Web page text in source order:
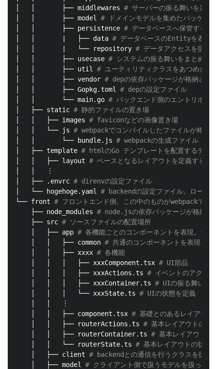
│   │       ├── middlewares # サーバーの振る舞いを定義
│   │       ├── model # ドメインモデルを集めたパッケージ
│   │       ├── persistence # データベースへ保管する
│   │       |   ├── data # データベースのEntityを表現
│   │       |   └── repository # データアクセスを扱う
│   │       ├── usecase # システムの振る舞いをまとめた
│   │       ├── util # ユーティリティクラスをあつめたパ
│   │       ├── vendor # depの依存パッケージが格納され
│   │       ├── Gopkg.toml # depの設定ファイル
│   │       └── main.go # バックエンド側のエントリポイ
│   ├── static # 静的ファイルの置き場
│   │   ├── images # faviconなどの画像置き場
│   │   └── js # webpackでコンパイルしたファイルが格納
│   │       └── bundle.js # webpackの生成ファイル
│   ├── template # htmlのGo テンプレートを配置するディ
│   │   ├── layout # ベースとなるレイアウトを定義するパ
│   │   ︙
│   ├── .envrc # direnvの設定ファイル
│   └── hogehoge.yaml # backendの設定ファイル。ローカ
└── front # フロントエンド側。この中のものがwebpack
    ├── node_modules
# node.jsの依存パッケージが格納さ
    ├── src
# ソースファイルの配置場所
    │   ├── app
# 各機能ごとのコンポーネントを表現。た
    │   │   ├── common
# 共通のコンポーネントを表現
    │   │   ├── xxxx
# 各機能
    │   │   │   ├── xxxComponent.tsx
# UI部品
    │   │   │   ├── xxxActions.ts
# イベントのアクシ
    │   │   │   ├── xxxContainer.ts
# UIの振る舞いを
    │   │   │   └── xxxState.ts
# UIの状態を定義
    │   │   ︙
    │   │   ├── component.tsx
# 基礎とのあるレイアウト
    │   │   ├── routerActions.ts
# 基本レイアウトのア
    │   │   ├── routerContainer.ts
# 基本レイアウトの
    │   │   └── routerState.ts
# 基本レイアウトの状態
    │   ├── client
# backendとの通信を行うクラスを扱っ
    │   ├── model
# クライアント側で扱うモデルを扱ったパ